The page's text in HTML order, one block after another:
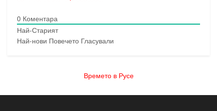
0 Коментара
Най-Старият
Най-нови Повечето Гласували
Времето в Русе